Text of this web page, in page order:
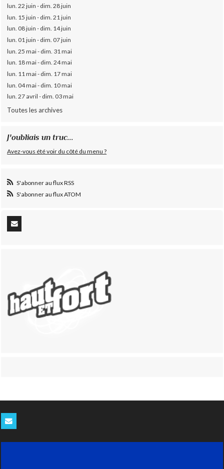
lun. 22 juin - dim. 28 juin
lun. 15 juin - dim. 21 juin
lun. 08 juin - dim. 14 juin
lun. 01 juin - dim. 07 juin
lun. 25 mai - dim. 31 mai
lun. 18 mai - dim. 24 mai
lun. 11 mai - dim. 17 mai
lun. 04 mai - dim. 10 mai
lun. 27 avril - dim. 03 mai
Toutes les archives
J'oubliais un truc...
Avez-vous été voir du côté du menu ?
S'abonner au flux RSS
S'abonner au flux ATOM